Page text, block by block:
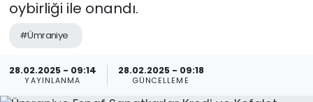
oybirliği ile onandı.
#Ümraniye
28.02.2025 - 09:14
YAYINLANMA
28.02.2025 - 09:18
GÜNCELLEME